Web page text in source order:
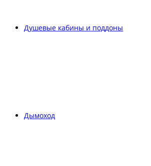
Душевые кабины и поддоны
Дымоход